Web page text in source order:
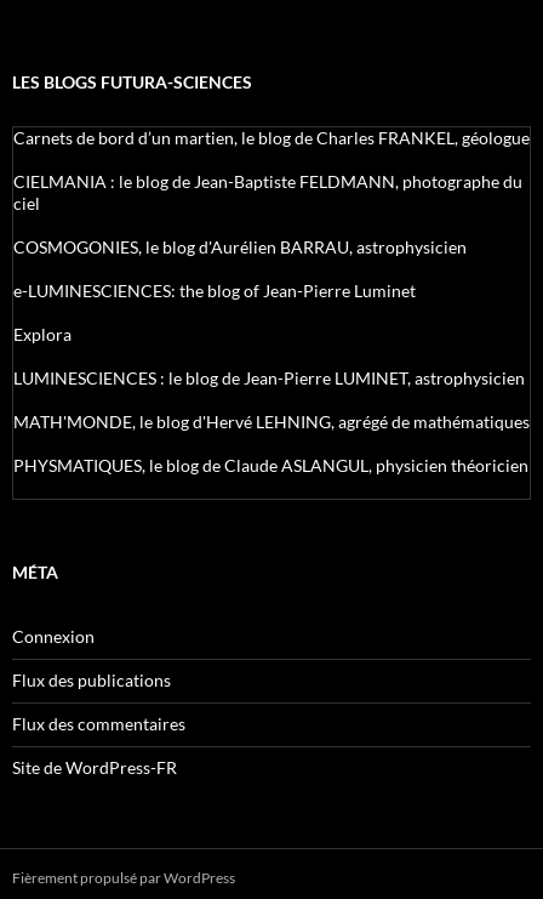
LES BLOGS FUTURA-SCIENCES
Carnets de bord d’un martien, le blog de Charles FRANKEL, géologue
CIELMANIA : le blog de Jean-Baptiste FELDMANN, photographe du
ciel
COSMOGONIES, le blog d'Aurélien BARRAU, astrophysicien
e-LUMINESCIENCES: the blog of Jean-Pierre Luminet
Explora
LUMINESCIENCES : le blog de Jean-Pierre LUMINET, astrophysicien
MATH'MONDE, le blog d'Hervé LEHNING, agrégé de mathématiques
PHYSMATIQUES, le blog de Claude ASLANGUL, physicien théoricien
MÉTA
Connexion
Flux des publications
Flux des commentaires
Site de WordPress-FR
Fièrement propulsé par WordPress